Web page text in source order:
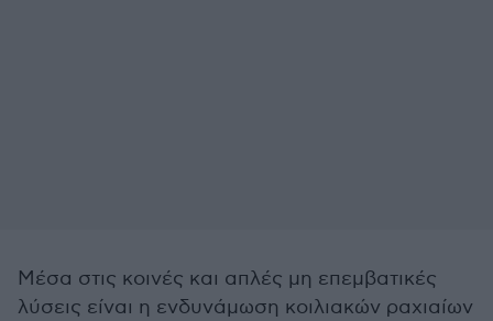
Μέσα στις κοινές και απλές μη επεμβατικές
λύσεις είναι η ενδυνάμωση κοιλιακών ραχιαίων